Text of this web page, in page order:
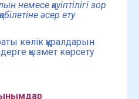
немесе қауіптілігі зор
әсер ету
көлік құралдарын
қызмет көрсету